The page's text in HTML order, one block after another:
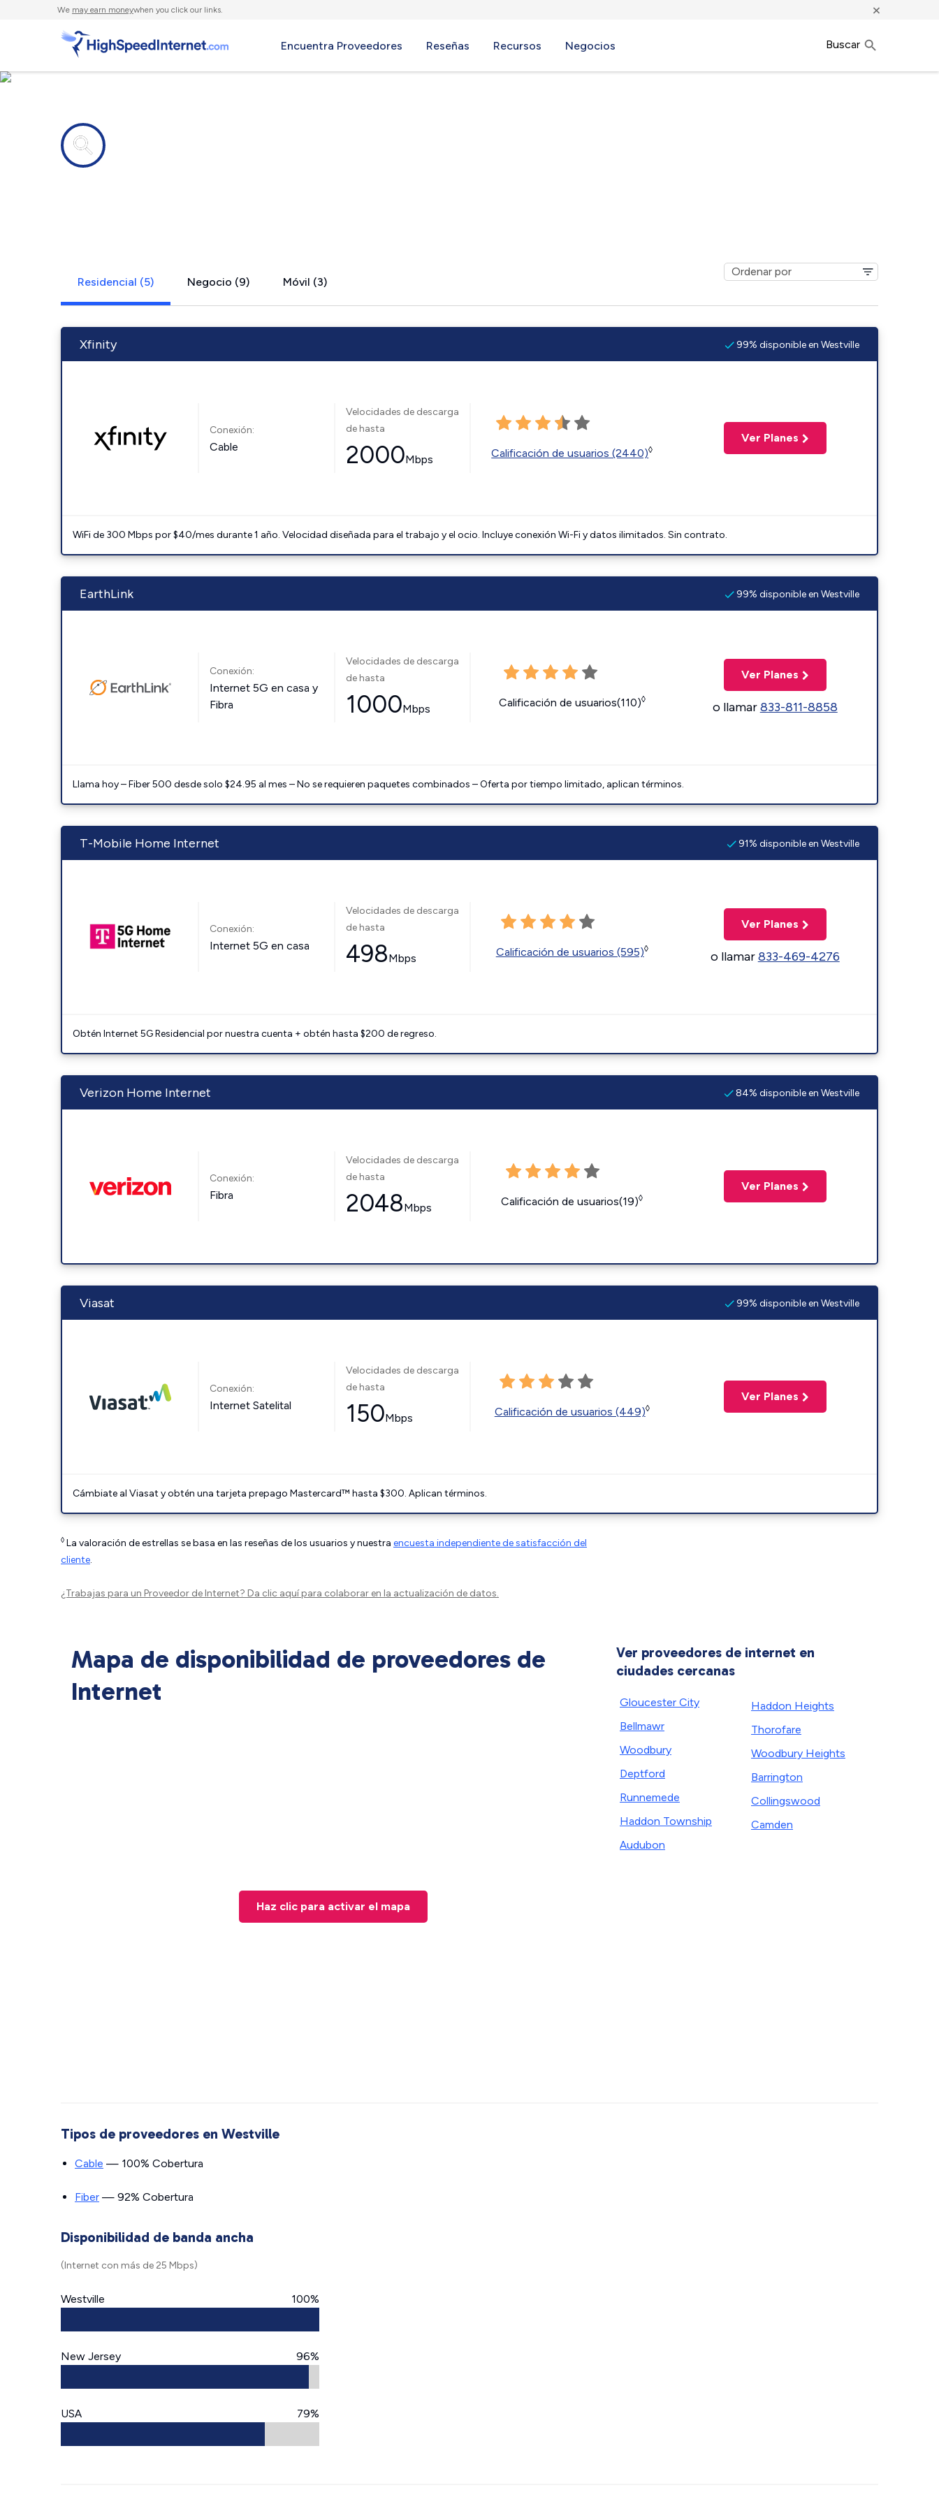
We may earn moneywhen you click our links. ×
Encuentra Proveedores Reseñas Recursos Negocios Buscar
Residencial (5) Negocio (9) Móvil (3)
Xfinity 99% disponible en Westville
Conexión:
Cable
Velocidades de descarga
de hasta
2000Mbps Calificación de usuarios (2440)◊
Ver Planes
WiFi de 300 Mbps por $40/mes durante 1 año. Velocidad diseñada para el trabajo y el ocio. Incluye conexión Wi-Fi y datos ilimitados. Sin contrato.
EarthLink 99% disponible en Westville
Conexión:
Internet 5G en casa y
Fibra
Velocidades de descarga
de hasta
1000Mbps Calificación de usuarios(110)◊
Ver Planes
o llamar833-811-8858
Llama hoy – Fiber 500 desde solo $24.95 al mes – No se requieren paquetes combinados – Oferta por tiempo limitado, aplican términos.
T-Mobile Home Internet 91% disponible en Westville
Conexión:
Internet 5G en casa
Velocidades de descarga
de hasta
498Mbps Calificación de usuarios (595)◊
Ver Planes
o llamar833-469-4276
Obtén Internet 5G Residencial por nuestra cuenta + obtén hasta $200 de regreso.
Verizon Home Internet 84% disponible en Westville
Conexión:
Fibra
Velocidades de descarga
de hasta
2048Mbps Calificación de usuarios(19)◊
Ver Planes
Viasat 99% disponible en Westville
Conexión:
Internet Satelital
Velocidades de descarga
de hasta
150Mbps Calificación de usuarios (449)◊
Ver Planes
Cámbiate al Viasat y obtén una tarjeta prepago Mastercard™ hasta $300. Aplican términos.
◊ La valoración de estrellas se basa en las reseñas de los usuarios y nuestra encuesta independiente de satisfacción del
cliente.
¿Trabajas para un Proveedor de Internet? Da clic aquípara colaborar en la actualización de datos.
Mapa de disponibilidad de proveedores de
Internet
Haz clic para activar el mapa
Ver proveedores de internet en
ciudades cercanas
Gloucester City
Bellmawr
Woodbury
Deptford
Runnemede
Haddon Township
Audubon
Haddon Heights
Thorofare
Woodbury Heights
Barrington
Collingswood
Camden
Tipos de proveedores en Westville
Cable — 100% Cobertura
Fiber — 92% Cobertura
Disponibilidad de banda ancha
(Internet con más de 25 Mbps)
Westville 100%
New Jersey 96%
USA 79%